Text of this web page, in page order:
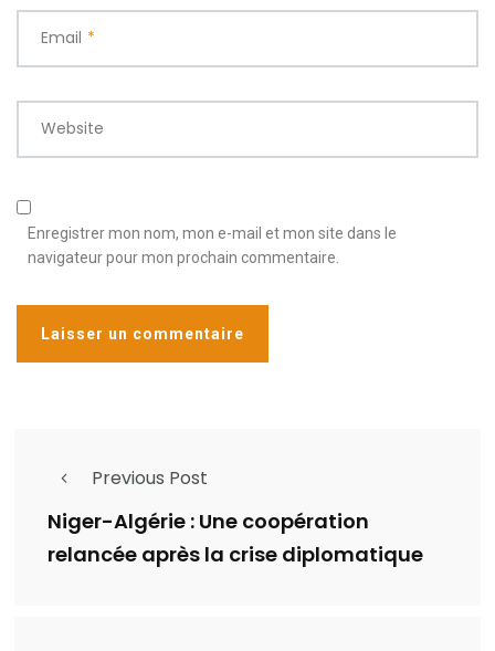
Email *
Website
Enregistrer mon nom, mon e-mail et mon site dans le
navigateur pour mon prochain commentaire.
Previous Post
Niger-Algérie : Une coopération
relancée après la crise diplomatique